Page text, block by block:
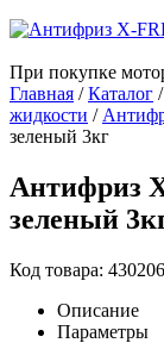
При покупке
Главная /Каталог /
жидкости /
зеленый 3кг
Антифриз
зеленый
Код товара:
Описание
Параметры